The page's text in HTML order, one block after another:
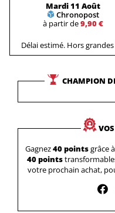
Mardi 11 Août
Chronopost
à partir de9,90 €
Délai estimé. Hors
CHAMPION
Gagnez40 pointsgrâce
40 points
votre prochain achat,